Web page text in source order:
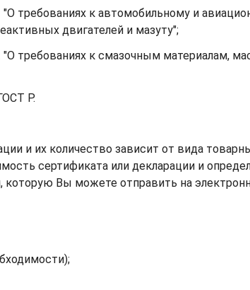
требованиях к автомобильному и
двигателей и мазуту";
требованиях к смазочным материалам,
Р.
и их количество зависит от вида
сертификата или декларации и
Вы можете отправить на